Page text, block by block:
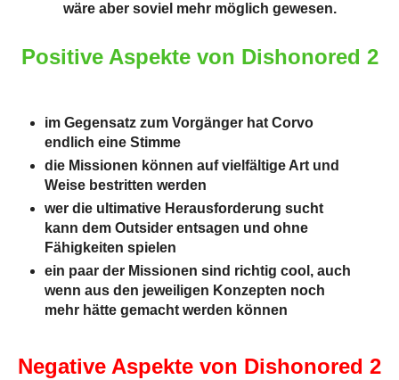
wäre aber soviel mehr möglich gewesen.
Positive Aspekte von Dishonored 2
im Gegensatz zum Vorgänger hat Corvo
endlich eine Stimme
die Missionen können auf vielfältige Art und
Weise bestritten werden
wer die ultimative Herausforderung sucht
kann dem Outsider entsagen und ohne
Fähigkeiten spielen
ein paar der Missionen sind richtig cool, auch
wenn aus den jeweiligen Konzepten noch
mehr hätte gemacht werden können
Negative Aspekte von Dishonored 2